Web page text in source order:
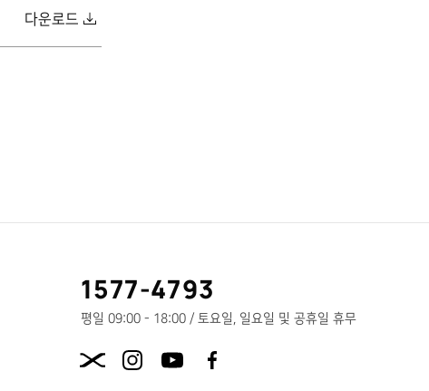
다운로드
고
객
센
전
1577-4793
평일 09:00 - 18:00 / 토요일, 일요일 및 공휴일 휴무
X.com